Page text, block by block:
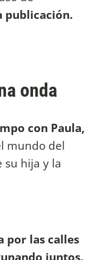
publicación.
onda
con Paula,
mundo del
su hija y la
por las calles
juntos.